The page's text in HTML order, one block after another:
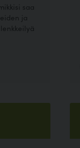
saa
ja